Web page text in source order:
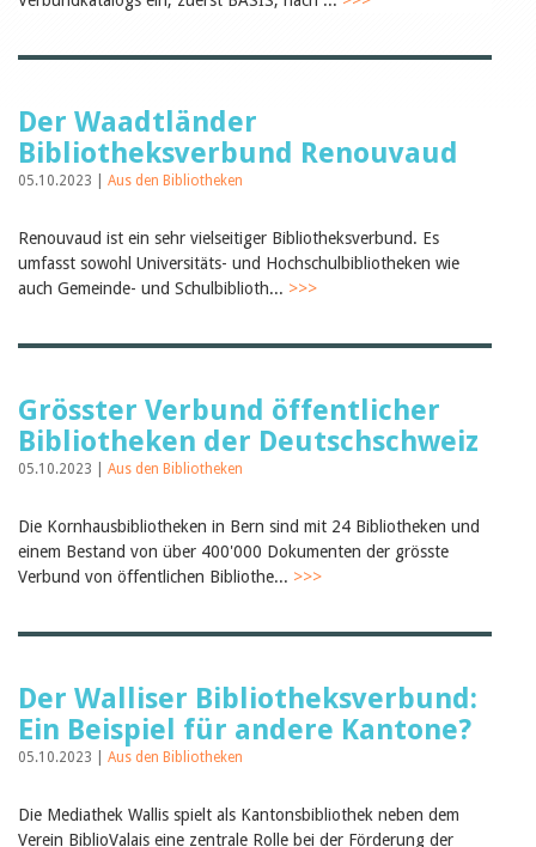
Bibliotheksförderung
Einmalige Beiträge
Bibliosuisse
Kantonale
Unterstützungsbeiträge
Rezensionen
Schweizer Literatur
Autoren
Julie Greub
Sandra Dettwyler
Javier Lopez
Céline Graf
Felicitas Isler
Andrea Grichting
Manuela Nyffeler-Lanker
Alle Autoren
Dezember 2025
November 2025
September 2025
Juli 2025
März 2025
Der Waadtländer
Bibliotheksverbund Renouvaud
05.10.2023 | Aus den Bibliotheken
Renouvaud ist ein sehr vielseitiger Bibliotheksverbund. Es
umfasst sowohl Universitäts- und Hochschulbibliotheken wie
auch Gemeinde- und Schulbiblioth... >>>
Grösster Verbund öffentlicher
Bibliotheken der Deutschschweiz
05.10.2023 | Aus den Bibliotheken
Die Kornhausbibliotheken in Bern sind mit 24 Bibliotheken und
einem Bestand von über 400'000 Dokumenten der grösste
Verbund von öffentlichen Bibliothe... >>>
Der Walliser Bibliotheksverbund:
Ein Beispiel für andere Kantone?
05.10.2023 | Aus den Bibliotheken
Die Mediathek Wallis spielt als Kantonsbibliothek neben dem
Verein BiblioValais eine zentrale Rolle bei der Förderung der